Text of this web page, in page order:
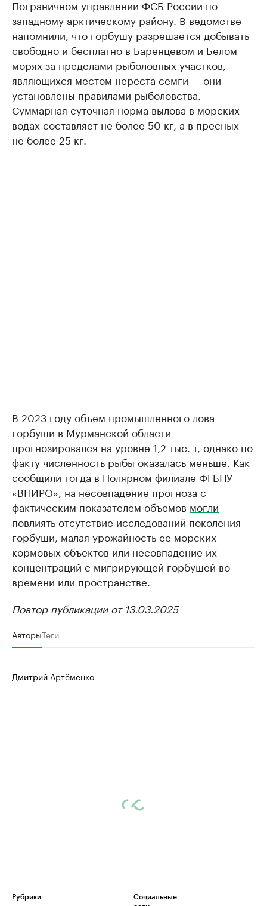
Пограничном управлении ФСБ России по
западному арктическому району. В ведомстве
напомнили, что горбушу разрешается добывать
свободно и бесплатно в Баренцевом и Белом
морях за пределами рыболовных участков,
являющихся местом нереста семги — они
установлены правилами рыболовства.
Суммарная суточная норма вылова в морских
водах составляет не более 50 кг, а в пресных —
не более 25 кг.
В 2023 году объем промышленного лова
горбуши в Мурманской области
прогнозировался на уровне 1,2 тыс. т, однако по
факту численность рыбы оказалась меньше. Как
сообщили тогда в Полярном филиале ФГБНУ
«ВНИРО», на несовпадение прогноза с
фактическим показателем объемов могли
повлиять отсутствие исследований поколения
горбуши, малая урожайность ее морских
кормовых объектов или несовпадение их
концентраций с мигрирующей горбушей во
времени или пространстве.
Повтор публикации от 13.03.2025
АвторыТеги
Дмитрий Артёменко
Рубрики
Социальные